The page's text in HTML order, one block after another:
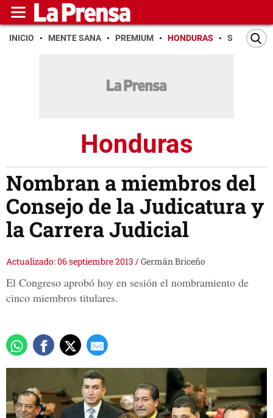
INICIO MENTE SANA PREMIUM HONDURAS SAN PEDRO
Honduras
Nombran a miembros del
Consejo de la Judicatura y
la Carrera Judicial
Actualizado: 06 septiembre 2013 /Germán Briceño
El Congreso aprobó hoy en sesión el nombramiento de
cinco miembros titulares.